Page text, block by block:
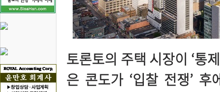
토론토의 주택 시장이 ‘통
은 콘도가 ‘입찰 전쟁’